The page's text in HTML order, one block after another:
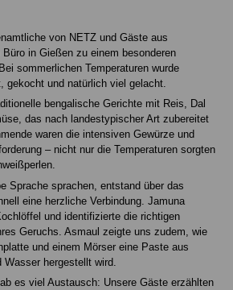
von NETZ und Gäste aus
in Gießen zu einem besonderen
sommerlichen Temperaturen wurde
gekocht und natürlich viel gelacht.
bengalische Gerichte mit Reis, Dal
das nach landestypischer Art zubereitet
waren die intensiven Gewürze und
– nicht nur die Temperaturen sorgten
Sprache sprachen, entstand über das
eine herzliche Verbindung. Jamuna
und identifizierte die richtigen
Geruchs. Asmaul zeigte uns zudem, wie
und einem Mörser eine Paste aus
hergestellt wird.
es viel Austausch: Unsere Gäste erzählten